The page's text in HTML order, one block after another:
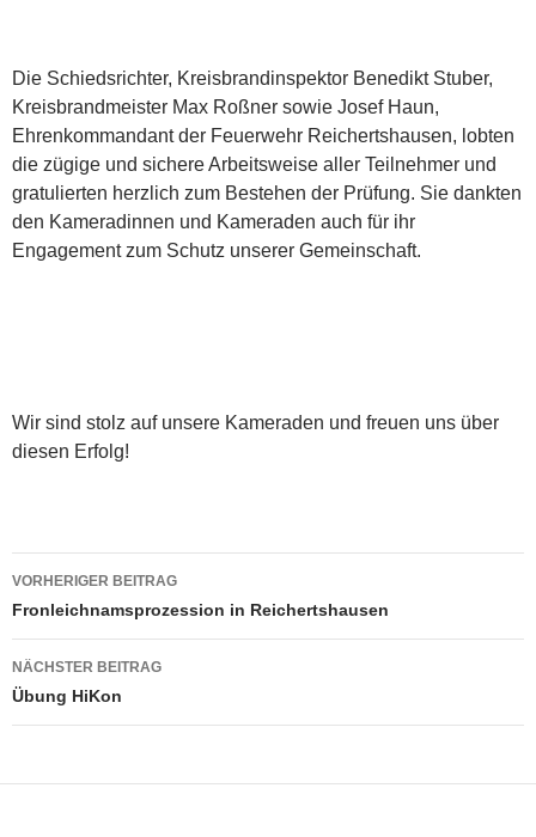
Die Schiedsrichter, Kreisbrandinspektor Benedikt Stuber,
Kreisbrandmeister Max Roßner sowie Josef Haun,
Ehrenkommandant der Feuerwehr Reichertshausen, lobten
die zügige und sichere Arbeitsweise aller Teilnehmer und
gratulierten herzlich zum Bestehen der Prüfung. Sie dankten
den Kameradinnen und Kameraden auch für ihr
Engagement zum Schutz unserer Gemeinschaft.
Wir sind stolz auf unsere Kameraden und freuen uns über
diesen Erfolg!
Beitragsnavigation
VORHERIGER BEITRAG
Fronleichnamsprozession in Reichertshausen
NÄCHSTER BEITRAG
Übung HiKon